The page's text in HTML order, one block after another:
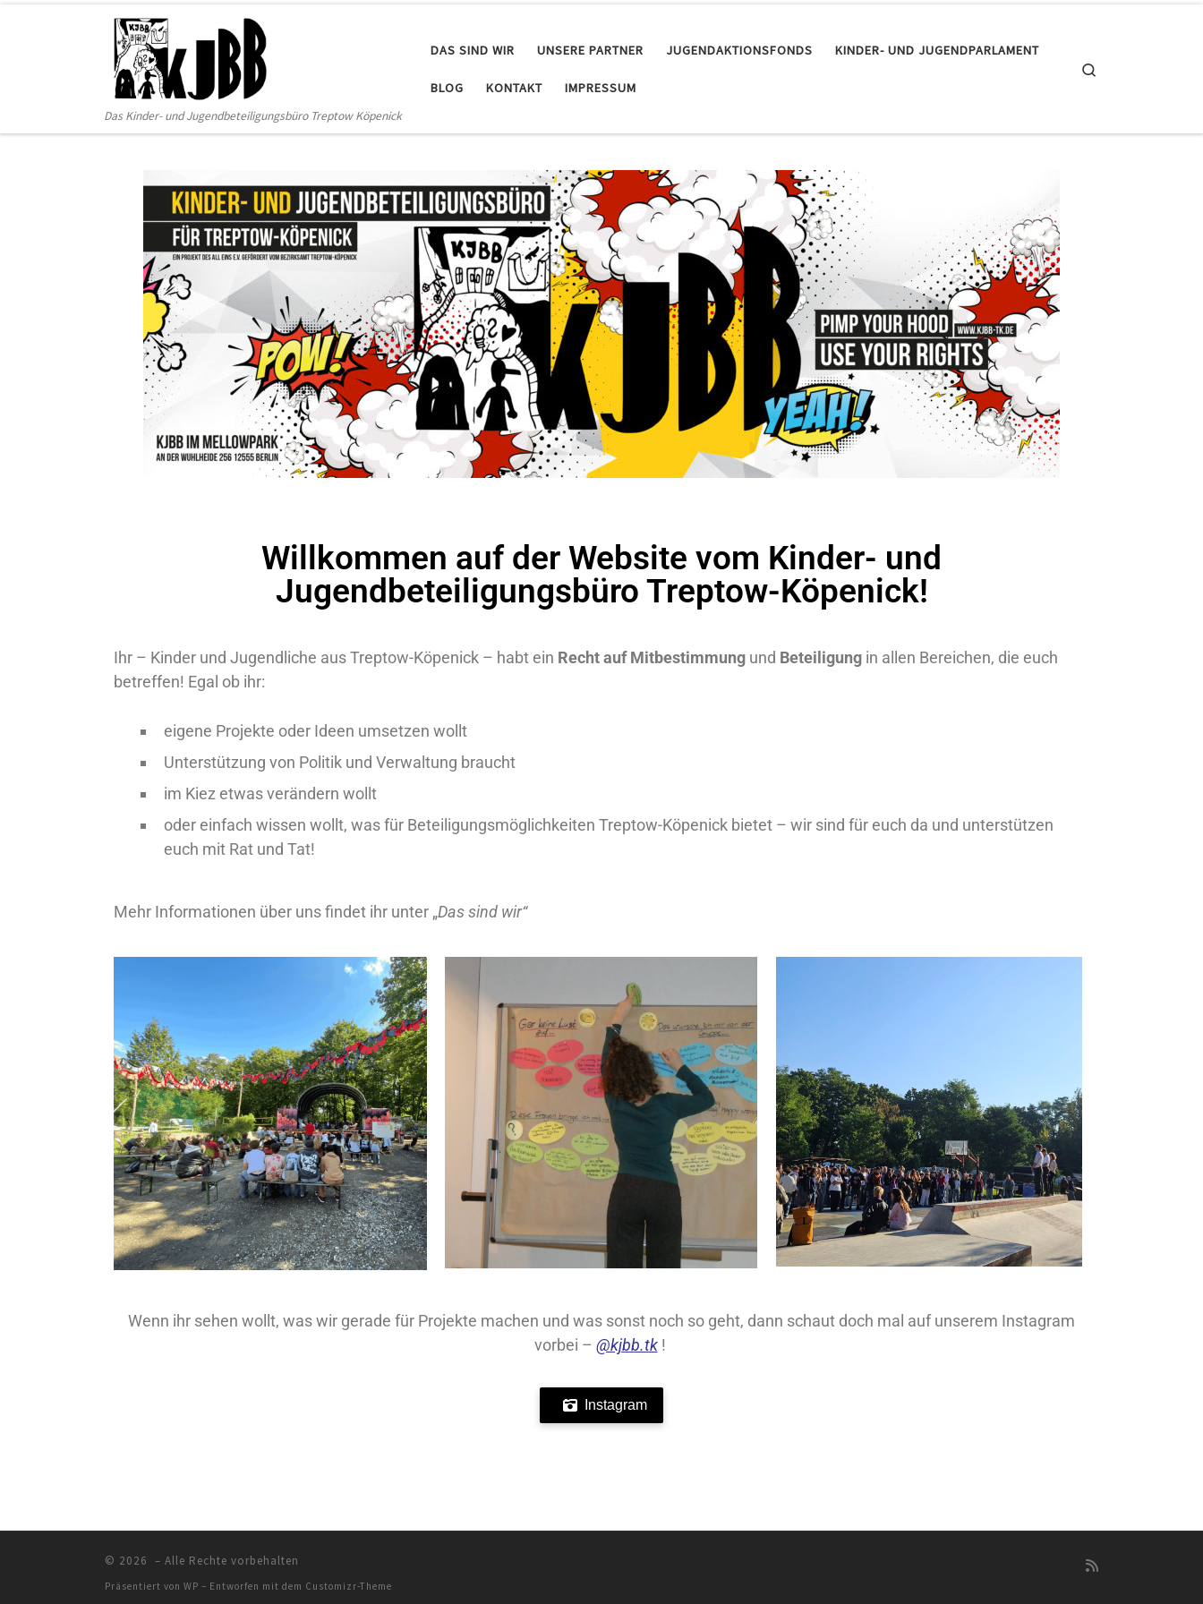
Zum Inhalt springen
Das Kinder- und Jugendbeteiligungsbüro Treptow Köpenick
DAS SIND WIR UNSERE PARTNER JUGENDAKTIONSFONDS KINDER- UND JUGENDPARLAMENT
BLOG KONTAKT IMPRESSUM
Willkommen auf der Website vom Kinder- und
Jugendbeteiligungsbüro Treptow-Köpenick!
Ihr – Kinder und Jugendliche aus Treptow-Köpenick – habt ein Recht auf Mitbestimmung und Beteiligung in allen Bereichen, die euch
betreffen! Egal ob ihr:
eigene Projekte oder Ideen umsetzen wollt
Unterstützung von Politik und Verwaltung braucht
im Kiez etwas verändern wollt
oder einfach wissen wollt, was für Beteiligungsmöglichkeiten Treptow-Köpenick bietet – wir sind für euch da und unterstützen
euch mit Rat und Tat!
Mehr Informationen über uns findet ihr unter „Das sind wir“
Wenn ihr sehen wollt, was wir gerade für Projekte machen und was sonst noch so geht, dann schaut doch mal auf unserem Instagram
vorbei – @kjbb.tk!
Instagram
© 2026 – Alle Rechte vorbehalten
Präsentiert von WP – Entworfen mit dem Customizr-Theme